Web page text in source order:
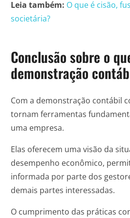
Leia também: O que é cisão,
societária?
Conclusão sobre o
demonstração
Com a demonstração contábil
tornam ferramentas
uma empresa.
Elas oferecem uma visão da
desempenho econômico,
informada por parte dos
demais partes interessadas.
O cumprimento das práticas